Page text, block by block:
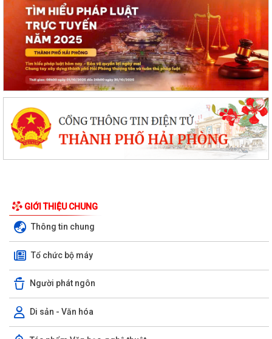
GIỚI THIỆU CHUNG
Thông tin chung
Tổ chức bộ máy
Người phát ngôn
Di sản - Văn hóa